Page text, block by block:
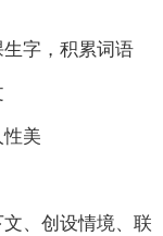
字，积累词语
美
、创设情境、联